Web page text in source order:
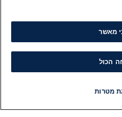
מאשר
הכול
מטרות